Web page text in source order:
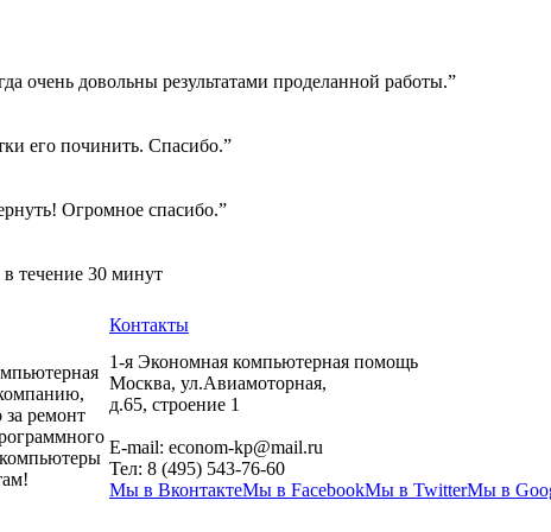
очень довольны результатами проделанной работы.”
его починить. Спасибо.”
Огромное спасибо.”
течение 30 минут
Контакты
за ремонт
компьютеры
1-я Экономная компьютерная помощь
Москва, ул.Авиамоторная,
д.65, строение 1
E-mail: econom-kp@mail.ru
Тел: 8 (495) 543-76-60
Мы в ВконтактеМы в FacebookМы в TwitterМы в